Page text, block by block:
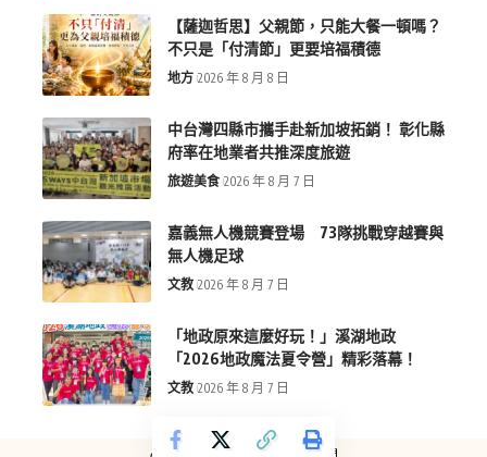
【薩迦哲思】父親節，只能大餐一頓嗎？
不只是「付清節」更要培福積德
地方 2026 年 8 月 8 日
中台灣四縣市攜手赴新加坡拓銷！ 彰化縣
府率在地業者共推深度旅遊
旅遊美食 2026 年 8 月 7 日
嘉義無人機競賽登場 73隊挑戰穿越賽與
無人機足球
文教 2026 年 8 月 7 日
「地政原來這麼好玩！」溪湖地政
「2026地政魔法夏令營」精彩落幕！
文教 2026 年 8 月 7 日